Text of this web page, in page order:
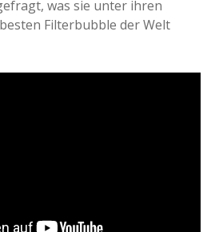
was sie unter ihren
Filterbubble der Welt